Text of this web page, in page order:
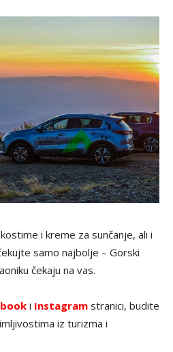
i kreme za sunčanje, ali i
samo najbolje – Gorski
čekaju na vas.
i Instagram stranici, budite
iz turizma i